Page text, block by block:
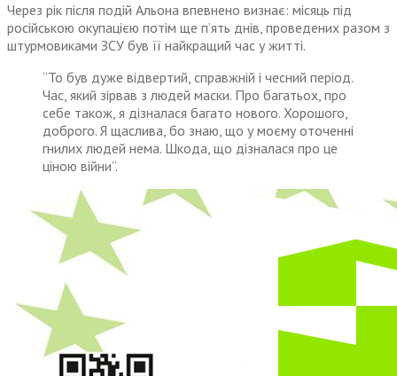
Через рік після подій Альона впевнено визнає: місяць під
російською окупацією потім ще п’ять днів, проведених разом з
штурмовиками ЗСУ був її найкращий час у житті.
“То був дуже відвертий, справжній і чесний період.
Час, який зірвав з людей маски. Про багатьох, про
себе також, я дізналася багато нового. Хорошого,
доброго. Я щаслива, бо знаю, що у моєму оточенні
гнилих людей нема. Шкода, що дізналася про це
ціною війни”.